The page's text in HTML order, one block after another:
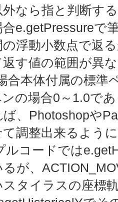
なら指と判断す
e.getPressureで
浮動小数点で返
す値の範囲が異
合本体付属の標準
の場合0～1.0で
、Photoshopや
調整出来るよう
ルコードでは
が、
タイラスの座標